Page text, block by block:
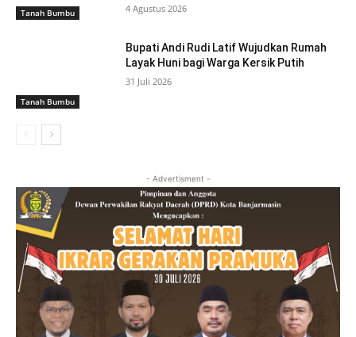
Tanah Bumbu 4 Agustus 2026
Tanah Bumbu
Bupati Andi Rudi Latif Wujudkan Rumah
Layak Huni bagi Warga Kersik Putih
31 Juli 2026
- Advertisment -